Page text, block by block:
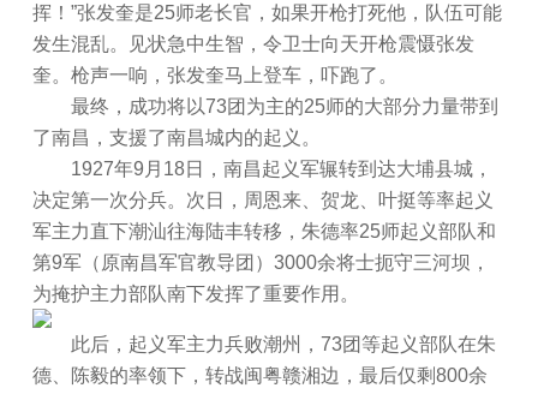
挥！”张发奎是25师老长官，如果开枪打死他，队伍可能
发生混乱。见状急中生智，令卫士向天开枪震慑张发
奎。枪声一响，张发奎马上登车，吓跑了。
最终，成功将以73团为主的25师的大部分力量带到
了南昌，支援了南昌城内的起义。
1927年9月18日，南昌起义军辗转到达大埔县城，
决定第一次分兵。次日，周恩来、贺龙、叶挺等率起义
军主力直下潮汕往海陆丰转移，朱德率25师起义部队和
第9军（原南昌军官教导团）3000余将士扼守三河坝，
为掩护主力部队南下发挥了重要作用。
此后，起义军主力兵败潮州，73团等起义部队在朱
德、陈毅的率领下，转战闽粤赣湘边，最后仅剩800余